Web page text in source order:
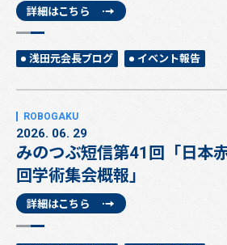
詳細はこちら
浅田元会長ブログ イベント報告
2026. 06. 29
みのつぶ短信第41回「日本
回学術集会概報」
詳細はこちら